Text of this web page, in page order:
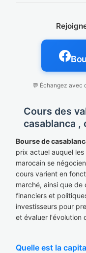
💬 Échangez avec
Cours des
casablanca ,
Bourse de
prix actuel auquel
marocain se
cours varient en
marché, ainsi que de
financiers et
investisseurs pour
et évaluer l'évolution
Quelle est la